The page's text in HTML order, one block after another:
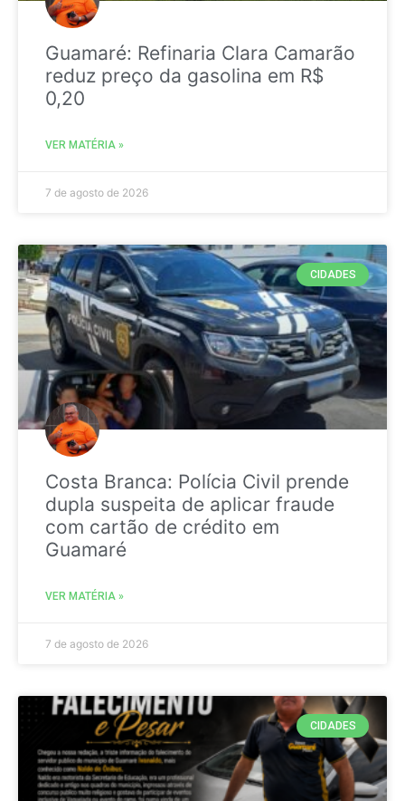
Guamaré: Refinaria Clara Camarão
reduz preço da gasolina em R$
0,20
VER MATÉRIA »
7 de agosto de 2026
CIDADES
Costa Branca: Polícia Civil prende
dupla suspeita de aplicar fraude
com cartão de crédito em
Guamaré
VER MATÉRIA »
7 de agosto de 2026
CIDADES